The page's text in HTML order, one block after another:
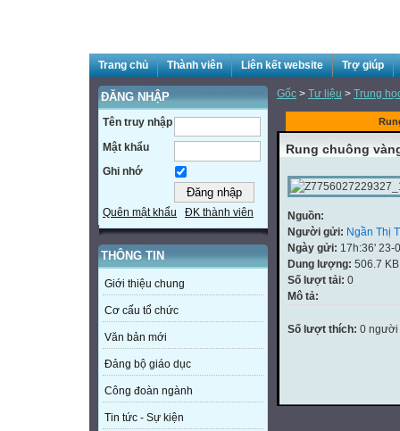
Trang chủ Thành viên Liên kết website Trợ giúp
ĐĂNG NHẬP
Tên truy nhập
Mật khẩu
Ghi nhớ
Quên mật khẩu ĐK thành viên
THÔNG TIN
Giới thiệu chung
Cơ cấu tổ chức
Văn bản mới
Đảng bộ giáo dục
Công đoàn ngành
Tin tức - Sự kiện
Gốc > Tư liệu > Trung
Rung chuông
Nguồn:
Người gửi: Ngần Thị
Ngày gửi: 17h:36' 23-
Dung lượng: 506.7 KB
Số lượt tải: 0
Mô tả:
Số lượt thích: 0 người